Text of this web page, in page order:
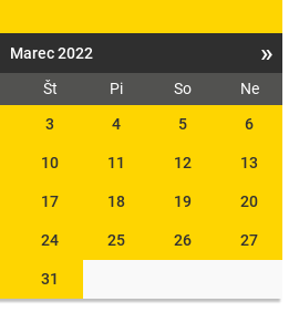
Marec 2022 »
Št Pi So
Ne
3 4 5 6
10 11 12 13
17 18 19 20
24 25 26 27
31